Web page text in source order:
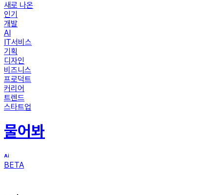
새로 나온
인기
개발
AI
IT서비스
기획
디자인
비즈니스
프로덕트
커리어
트렌드
스타트업
물어봐
BETA